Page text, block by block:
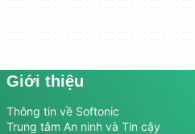
Giới thiệu
Thông tin về Softonic
Trung tâm An ninh và Tin cậy